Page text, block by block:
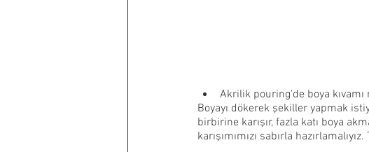
Akrilik pouring'de boya
Boyayı dökerek şekiller yapmak
birbirine karışır, fazla katı boya
karışımımızı sabırla